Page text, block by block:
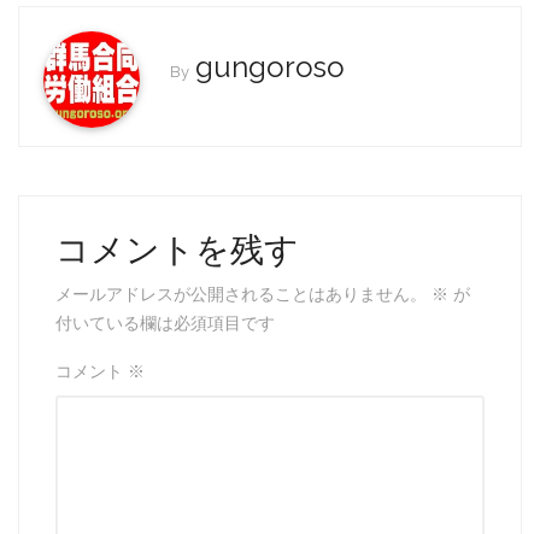
b
o
o
k
By gungoroso
コメントを残す
メールアドレスが公開されることはありません。 ※ が
付いている欄は必須項目です
コメント ※